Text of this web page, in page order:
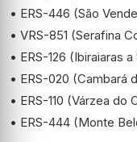
• ERS-446 (São
• VRS-851 (Serafina
• ERS-126 (Ibiraiaras
• ERS-020 (Cambará
• ERS-110 (Várzea do
• ERS-444 (Monte